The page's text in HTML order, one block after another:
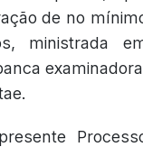
de no
ministrada